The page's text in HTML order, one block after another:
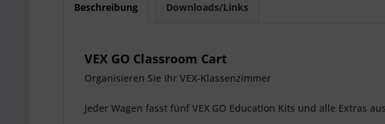
Beschreibung Downloads/Links
VEX GO Classroom Cart
Organisieren Sie Ihr VEX-Klassenzimmer
Jeder Wagen fasst fünf VEX GO Education Kits und alle Extras